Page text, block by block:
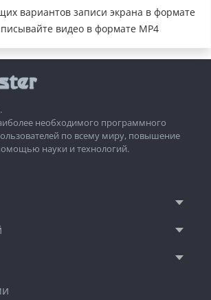
вариантов записи экрана в формате
видео в формате MP4
необходимого программного
по всему миру, повышение
науки и технологий.